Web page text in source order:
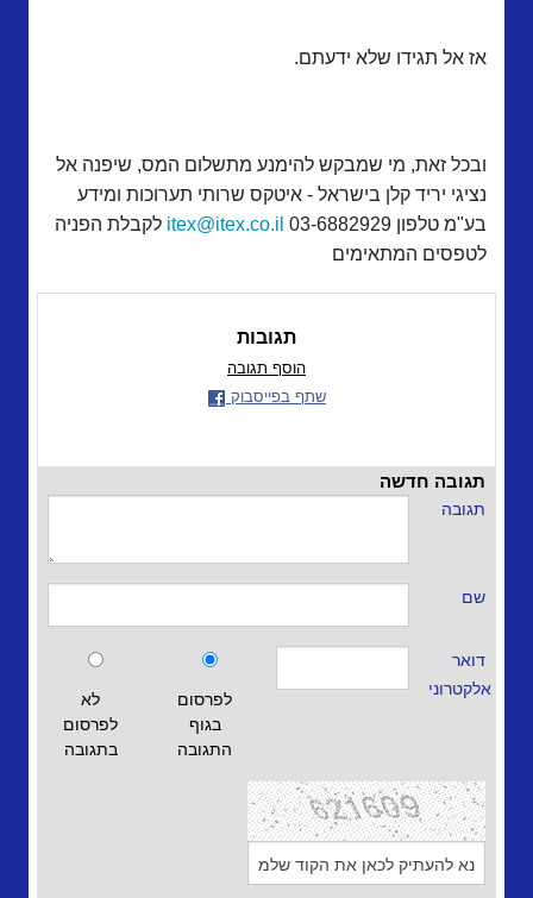
אז אל תגידו שלא ידעתם.
ובכל זאת, מי שמבקש להימנע מתשלום המס, שיפנה אל
נציגי יריד קלן בישראל - איטקס שרותי תערוכות ומידע
בע"מ טלפון 03-6882929
itex@itex.co.il לקבלת הפניה
לטפסים המתאימים
תגובות
הוסף תגובה
שתף בפייסבוק
תגובה חדשה
תגובה
שם
לא
לפרסום
בתגובה
לפרסום
בגוף
התגובה
דואר
אלקטרוני